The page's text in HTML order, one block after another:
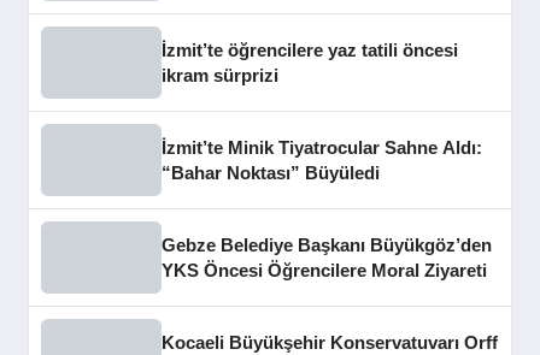
İzmit’te öğrencilere yaz tatili öncesi
ikram sürprizi
İzmit’te Minik Tiyatrocular Sahne Aldı:
“Bahar Noktası” Büyüledi
Gebze Belediye Başkanı Büyükgöz’den
YKS Öncesi Öğrencilere Moral Ziyareti
Kocaeli Büyükşehir Konservatuvarı Orff